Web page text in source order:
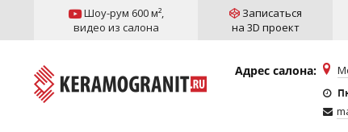
Шоу-рум 600 м²,
видео из салона
Записаться
на 3D проект
Адрес салона: